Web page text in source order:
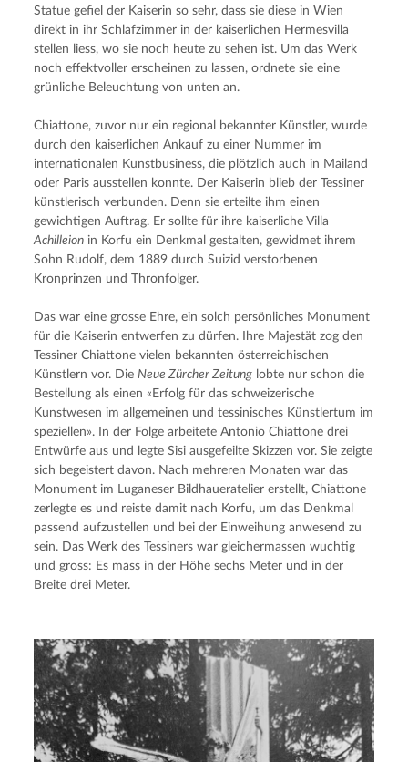
Statue gefiel der Kaiserin so sehr, dass sie diese in Wien
direkt in ihr Schlafzimmer in der kaiserlichen Hermesvilla
stellen liess, wo sie noch heute zu sehen ist. Um das Werk
noch effektvoller erscheinen zu lassen, ordnete sie eine
grünliche Beleuchtung von unten an.
Chiattone, zuvor nur ein regional bekannter Künstler, wurde
durch den kaiserlichen Ankauf zu einer Nummer im
internationalen Kunstbusiness, die plötzlich auch in Mailand
oder Paris ausstellen konnte. Der Kaiserin blieb der Tessiner
künstlerisch verbunden. Denn sie erteilte ihm einen
Achilleion in Korfu ein Denkmal gestalten, gewidmet ihrem
Sohn Rudolf, dem 1889 durch Suizid verstorbenen
Kronprinzen und Thronfolger.
Das war eine grosse Ehre, ein solch persönliches Monument
für die Kaiserin entwerfen zu dürfen. Ihre Majestät zog den
Tessiner Chiattone vielen bekannten österreichischen
Künstlern vor. Die Neue Zürcher Zeitung lobte nur schon die
Bestellung als einen «Erfolg für das schweizerische
Kunstwesen im allgemeinen und tessinisches Künstlertum im
speziellen». In der Folge arbeitete Antonio Chiattone drei
Entwürfe aus und legte Sisi ausgefeilte Skizzen vor. Sie zeigte
sich begeistert davon. Nach mehreren Monaten war das
Monument im Luganeser Bildhaueratelier erstellt, Chiattone
zerlegte es und reiste damit nach Korfu, um das Denkmal
passend aufzustellen und bei der Einweihung anwesend zu
sein. Das Werk des Tessiners war gleichermassen wuchtig
und gross: Es mass in der Höhe sechs Meter und in der
Breite drei Meter.